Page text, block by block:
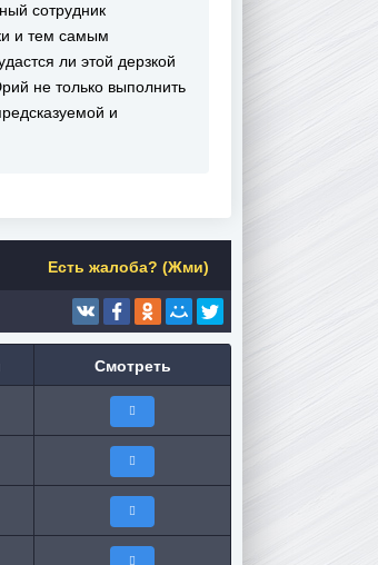
сотрудник
и тем самым
ли этой дерзкой
не только выполнить
и
Есть жалоба? (Жми)
Смотреть